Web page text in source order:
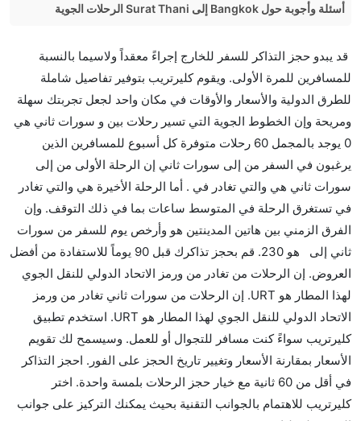
أسئلة وأجوبة حول Bangkok إلى Surat Thani الرحلات الجوية
مباشرة من إلىسورات ثاني مما تستغرقه الخطوط الجوية
الأخرى؟
نعم. توفر كل من Thai Airways أسرع رحلات الطيران على
هذا الطريق،
هل توفر شركات الطيران مساحة إضافية للنوم؟
كثير من خطوط طيران درجة رجال الأعمال توفر مساحة
إضافية للنوم.
هل يمكنني حمل طعامي الخاص؟
نعم، يمكنك حمل طعامك الخاص، و لكن يجب أن يكون معبئا
بشكل جيد.
هل سيقدم لي الكحول على متن رحلة من إلى سورات
ثاني؟
لا تقدم شركة الطيران الكحول على متن رحلة داخلية. يتم
تقديم الكحول على متن الرحلات الدولية فقط.
ما متوسط أسعار رحلة الدرجة الاقتصادية من إلى سورات
قد يبدو حجز التذاكر للسفر للخارج إجراءً معقداً ولاسيما بالنسبة
للمسافرين للمرة الأولى. ويقوم كليرتريب بتوفير تفاصيل شاملة
للطرق الدولية والأسعار والأوقات في مكان واحد لجعل تجربتك سهلة
ومريحة وإن الخطوط الجوية التي تسير رحلات بين و سورات ثاني هي
0 يوجد بالمجمل 60 رحلات متوفرة كل أسبوع للمسافرين الذين
يرغبون في السفر من إلى سورات ثاني إن الرحلة الأولى من إلى
سورات ثاني هي والتي تغادر في . أما الرحلة الأخيرة هي والتي تغادر
في تستغرق الرحلة في المتوسط ساعات بما في ذلك التوقف. وإن
الفرق الزمني بين هاتين المدينتين هو وأرخص يوم للسفر من سورات
ثاني إلى هو 230. قم بحجز تذاكرك قبل 90 يوماً للاستفادة من أفضل
العروض. إن الرحلات من تغادر من ورمز الاتحاد الدولي للنقل الجوي
لهذا المطار هو URT. إن الرحلات من سورات ثاني تغادر من ورمز
الاتحاد الدولي للنقل الجوي لهذا المطار هو URT. استخدم تطبيق
كليرتريب سواءً كنت مسافر للتجوال أو للعمل. وسيسمح لك تقويم
الأسعار بمقارنة الأسعار وتغيير تاريخ الحجز على الفور. احجز التذاكر
في أقل من 60 ثانية مع خيار حجز الرحلات بلمسة واحدة. اختر
كليرتريب للاهتمام بالجوانب التقنية بحيث يمكنك التركيز على جوانب